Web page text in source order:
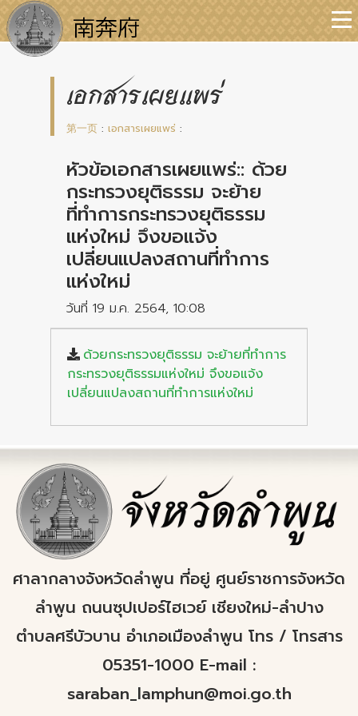
เอกสารเผยแพร่
第一页 : เอกสารเผยแพร่ :
หัวข้อเอกสารเผยแพร่:: ด้วย
กระทรวงยุติธรรม จะย้าย
ที่ทำการกระทรวงยุติธรรม
แห่งใหม่ จึงขอแจ้ง
เปลี่ยนแปลงสถานที่ทำการ
แห่งใหม่
วันที่ 19 ม.ค. 2564, 10:08
ด้วยกระทรวงยุติธรรม จะย้ายที่ทำการ
กระทรวงยุติธรรมแห่งใหม่ จึงขอแจ้ง
เปลี่ยนแปลงสถานที่ทำการแห่งใหม่
ศาลากลางจังหวัดลำพูน ที่อยู่ ศูนย์ราชการจังหวัด
ลำพูน ถนนซุปเปอร์ไฮเวย์ เชียงใหม่-ลำปาง
ตำบลศรีบัวบาน อำเภอเมืองลำพูน โทร / โทรสาร
05351-1000 E-mail :
saraban_lamphun@moi.go.th